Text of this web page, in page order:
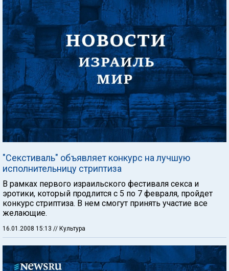
"Секстиваль" объявляет конкурс на лучшую
исполнительницу стриптиза
В рамках первого израильского фестиваля секса и
эротики, который продлится с 5 по 7 февраля, пройдет
конкурс стриптиза. В нем смогут принять участие все
желающие.
16.01.2008 15:13 // Культура